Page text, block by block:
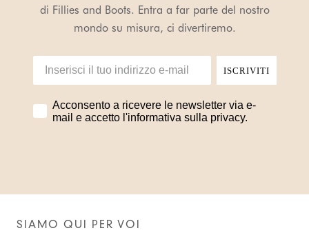
di Fillies and Boots. Entra a far parte del nostro
mondo su misura, ci divertiremo.
ISCRIVITI
Acconsento a ricevere le newsletter via e-
mail e accetto l'informativa sulla privacy.
SIAMO QUI PER VOI